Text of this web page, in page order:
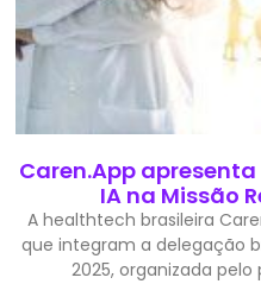
Caren.App
IA na Missão
A healthtech brasileira
que integram a delegação
2025, organizada pelo